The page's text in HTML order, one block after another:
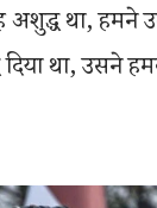
अशुद्ध था, हमने
था, उसने